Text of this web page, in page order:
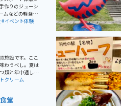
作りのジューシ
ムなどの軽食も
て野菜なども
駐車場も広く
#イベント体験
施設です。ここ
わうべし。夏は
類と年中通して
回らない珍し
クリーム
堂